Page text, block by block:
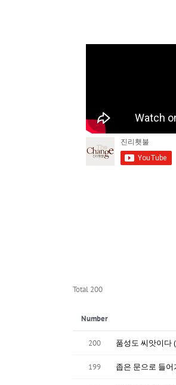
Total 200
Number
200 품성도 씨앗이다
199 좁은 문으로 들